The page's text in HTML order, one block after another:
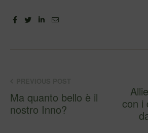
FacebookTwitterLinkedin
Email
Ma quanto bello è il
nostro Inno?
con i